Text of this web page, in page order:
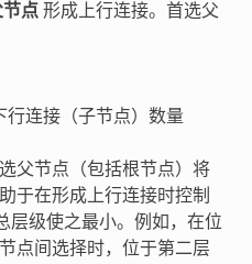
点 形成上行连接。首选父
行连接（子节点）数量
父节点（包括根节点）将
于在形成上行连接时控制
层级使之最小。例如，在位
点间选择时，位于第二层